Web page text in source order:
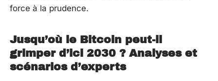
force à la prudence.
Jusqu’où le Bitcoin peut-il
grimper d’ici 2030 ? Analyses et
scénarios d’experts